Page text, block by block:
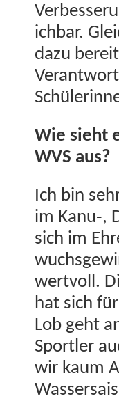
ich­bar.
dazu
Wie sieht
WVS aus?
Ich bin
im Kanu‑,
sich im
wertvoll.
hat sich
Lob geht
Sportler
wir kaum